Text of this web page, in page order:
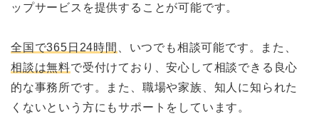
ップサービスを提供することが可能です。
全国で365日24時間
、いつでも相談可能です。また、
相談は無料で受付けており、安心して相談できる良心
的な事務所です。また、職場や家族、知人に知られた
くないという方にもサポートをしています。